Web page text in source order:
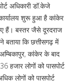
अधिकारी डॉ.केजे
कार्यालय शुरू हुआ है कांकेर
हैं। बस्तर जैसे दूरदराज
बताया कि छत्तीसगढ़ में
कांकेर के बाद
लोगों को पासपोर्ट
लोगों को पासपोर्ट